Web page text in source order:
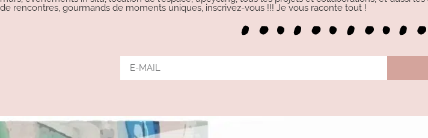
de rencontres, gourmands de moments uniques, inscrivez-vous !!! Je vous raconte tout !